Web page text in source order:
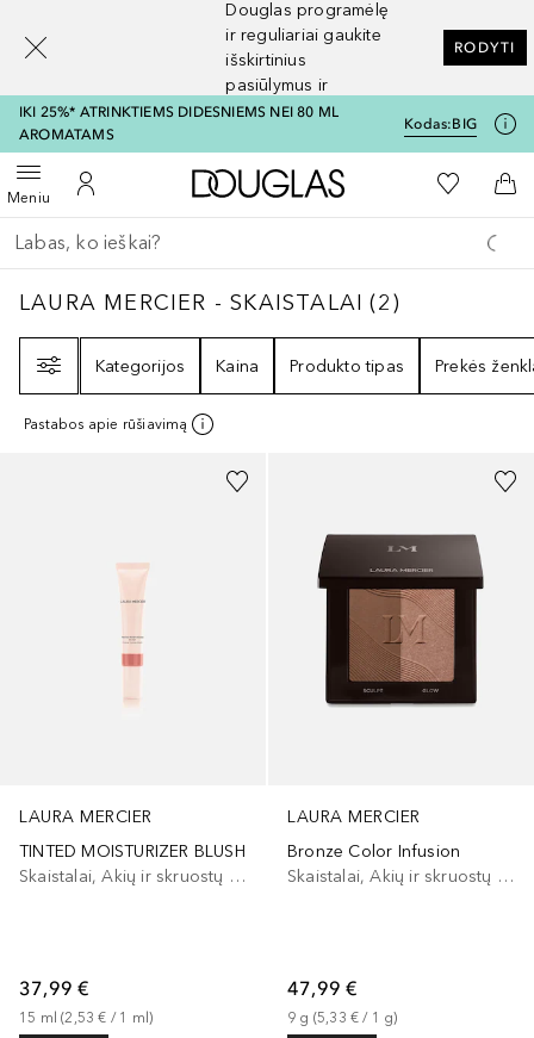
Douglas programėlę
ir reguliariai gaukite
išskirtinius
pasiūlymus ir
nuolaidas
RODYTI
IKI 25%* ATRINKTIEMS DIDESNIEMS NEI 80 ML
AROMATAMS
Kodas:BIG
MeniuAtidaryti meniuĮ mano paskyrą
Į Douglas pagrindinį
Į mano
Į
Grįžk atgal
Vykdykite paiešką
LAURA MERCIER - SKAISTALAI2
LAURA MERCIER - SKAISTALAI (2)
Kategorijos
Kaina Produkto tipas Prekės
Pastabos apie rūšiavimą
LAURA MERCIER
TINTED MOISTURIZER BLUSH
Skaistalai, Akių ir skruostų dažai, Lūpų ir skruostų dažai
37,99 €
15 ml (2,53 € / 1 ml)
+5
LAURA MERCIER
Bronze Color Infusion
Skaistalai, Akių ir skruostų dažai, Lūpų ir skruostų dažai
47,99 €
9 g (5,33 € / 1 g)
[navigation.slideout.screenreader]